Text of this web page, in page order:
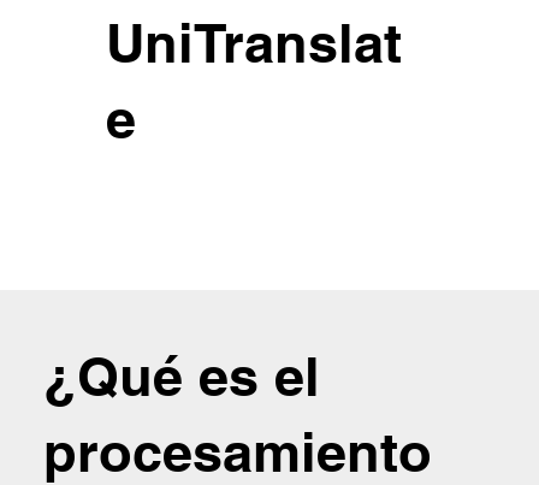
UniTranslat
e
¿Qué es el
procesamiento